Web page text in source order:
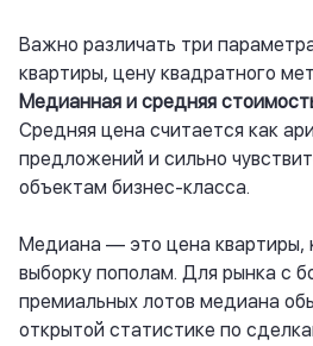
Важно различать три
квартиры, цену квадратного
Медианная и средняя
Средняя цена считается как
предложений и сильно
объектам бизнес-класса.
Медиана — это цена квартиры,
выборку пополам. Для рынка с
премиальных лотов медиана
открытой статистике по